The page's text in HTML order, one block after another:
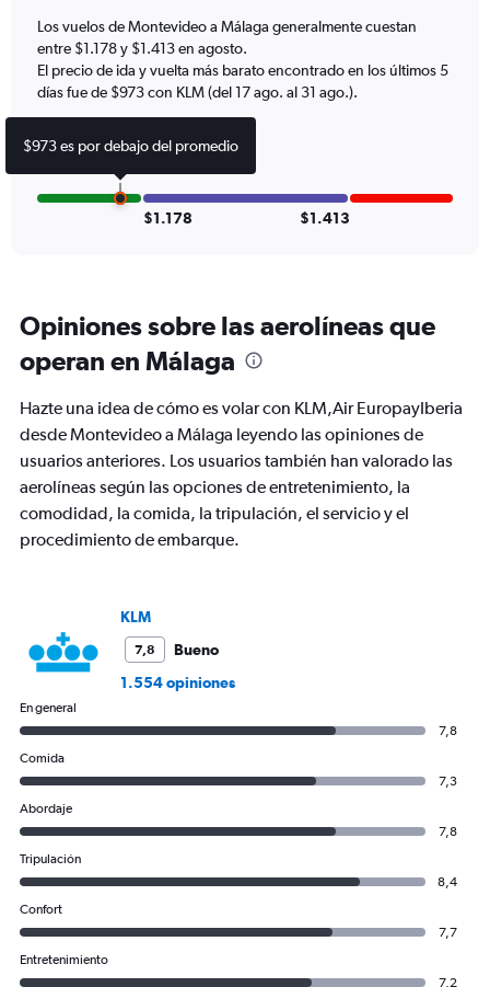
1
Y
axis
displaying
values.
0
to
1800.
Los vuelos de Montevideo a Málaga generalmente cuestan
entre $1.178 y $1.413 en agosto.
El precio de ida y vuelta más barato encontrado en los últimos 5
días fue de $973 con KLM (del 17 ago. al 31 ago.).
$1.178 $1.413
Opiniones sobre las aerolíneas que
operan en Málaga
Hazte una idea de cómo es volar con KLM,Air EuropayIberia
desde Montevideo a Málaga leyendo las opiniones de
usuarios anteriores. Los usuarios también han valorado las
aerolíneas según las opciones de entretenimiento, la
comodidad, la comida, la tripulación, el servicio y el
procedimiento de embarque.
KLM
7,8
Bueno
1.554 opiniones
En general
7,8
Comida
7,3
Abordaje
7,8
Tripulación
8,4
Confort
7,7
Entretenimiento
7,2
$973 es por debajo del promedio